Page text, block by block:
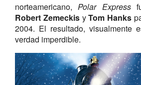
norteamericano,Polar Express
Robert ZemeckisyTom Hanks
2004. El resultado, visualmente
verdad imperdible.